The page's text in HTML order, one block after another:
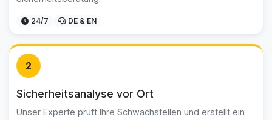
24/7 DE & EN
2
Sicherheitsanalyse vor Ort
Unser Experte prüft Ihre Schwachstellen und erstellt ein